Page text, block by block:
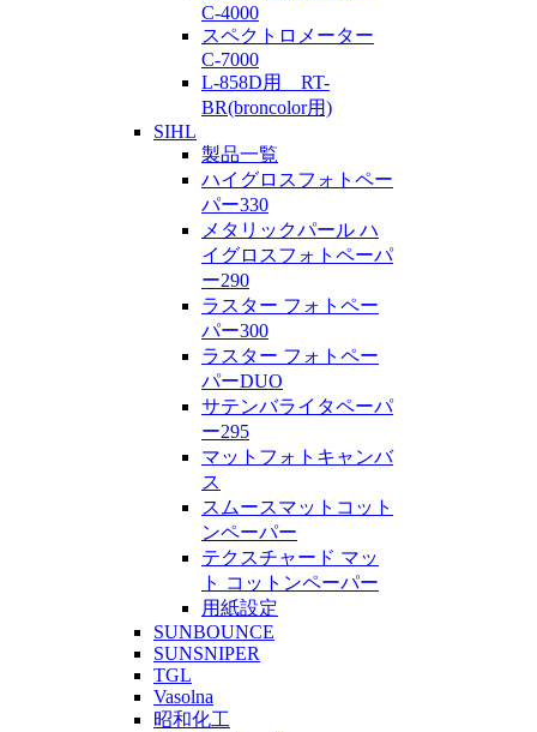
C-4000
スペクトロメーター
C-7000
L-858D用 RT-
BR(broncolor用)
SIHL
製品一覧
ハイグロスフォトペー
パー330
メタリックパール ハ
イグロスフォトペーパ
ー290
ラスター フォトペー
パー300
ラスター フォトペー
パーDUO
サテンバライタペーパ
ー295
マットフォトキャンバ
ス
スムースマットコット
ンペーパー
テクスチャード マッ
ト コットンペーパー
用紙設定
SUNBOUNCE
SUNSNIPER
TGL
Vasolna
昭和化工